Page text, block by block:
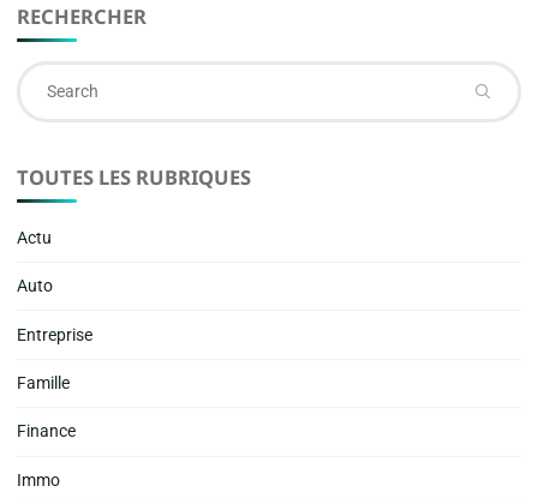
RECHERCHER
TOUTES LES RUBRIQUES
Actu
Auto
Entreprise
Famille
Finance
Immo